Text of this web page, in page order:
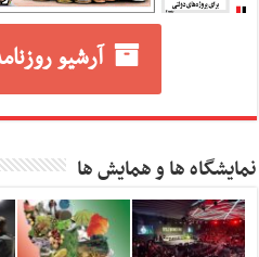
آرشیو
نمایشگاه ها و همایش ها